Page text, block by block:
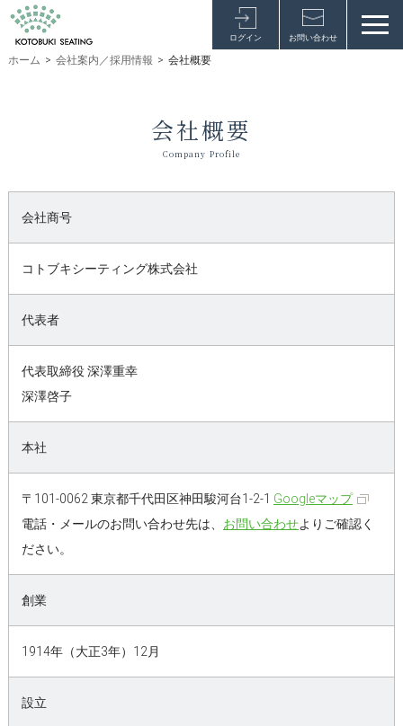
ログイン お問い合わせ
ホーム > 会社案内／採用情報 > 会社概要
会社概要
Company Profile
会社商号
コトブキシーティング株式会社
代表者
代表取締役 深澤重幸
深澤啓子
本社
〒101-0062 東京都千代田区神田駿河台1-2-1 Googleマップ
電話・メールのお問い合わせ先は、 お問い合わせよりご確認く
ださい。
創業
1914年（大正3年）12月
設立